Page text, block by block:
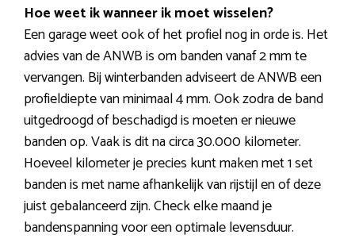
Hoe weet ik wanneer ik moet wisselen?
Een garage weet ook of het profiel nog in orde is. Het
advies van de ANWB is om banden vanaf 2 mm te
vervangen. Bij winterbanden adviseert de ANWB een
profieldiepte van minimaal 4 mm. Ook zodra de band
uitgedroogd of beschadigd is moeten er nieuwe
banden op. Vaak is dit na circa 30.000 kilometer.
Hoeveel kilometer je precies kunt maken met 1 set
banden is met name afhankelijk van rijstijl en of deze
juist gebalanceerd zijn. Check elke maand je
bandenspanning voor een optimale levensduur.